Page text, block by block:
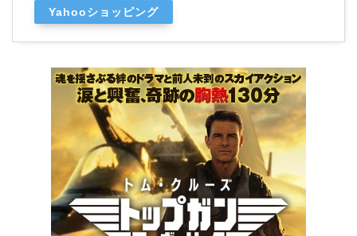
Yahooショッピング